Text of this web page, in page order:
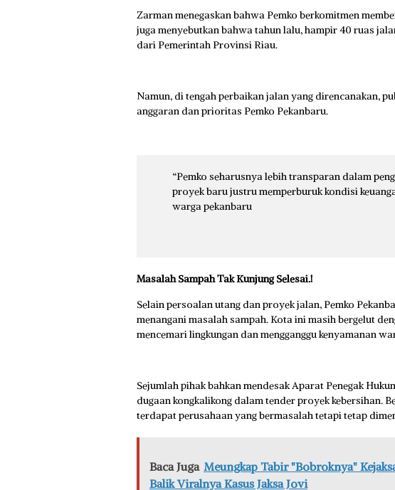
Zarman menegaskan bahwa Pemko berkomitmen
juga menyebutkan bahwa tahun lalu, hampir 40 ruas
dari Pemerintah Provinsi Riau.
Namun, di tengah perbaikan jalan yang direncanakan,
anggaran dan prioritas Pemko Pekanbaru.
“Pemko seharusnya lebih transparan dalam
proyek baru justru memperburuk kondisi
warga pekanbaru
Masalah Sampah Tak Kunjung Selesai.!
Selain persoalan utang dan proyek jalan, Pemko
menangani masalah sampah. Kota ini masih bergelut
mencemari lingkungan dan mengganggu kenyamanan
Sejumlah pihak bahkan mendesak Aparat Penegak
dugaan kongkalikong dalam tender proyek kebersihan.
terdapat perusahaan yang bermasalah tetapi tetap
Baca Juga Meungkap Tabir "Bobroknya"
Balik Viralnya Kasus Jaksa Jovi